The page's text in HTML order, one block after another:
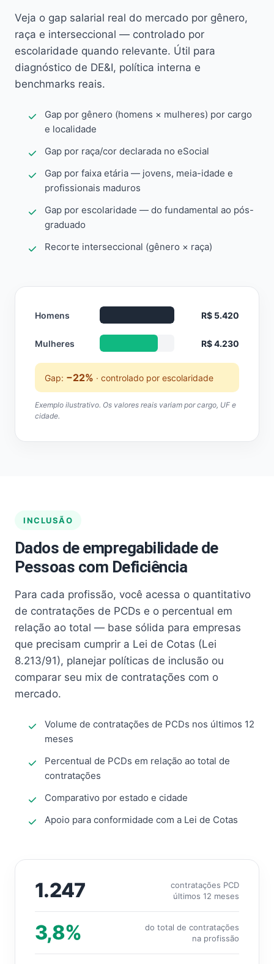
Veja o gap salarial real do mercado por gênero,
raça e interseccional — controlado por
escolaridade quando relevante. Útil para
diagnóstico de DE&I, política interna e
benchmarks reais.
Gap por gênero (homens × mulheres) por cargo
e localidade
Gap por raça/cor declarada no eSocial
Gap por faixa etária — jovens, meia-idade e
profissionais maduros
Gap por escolaridade — do fundamental ao pós-
graduado
Recorte interseccional (gênero × raça)
Homens R$ 5.420
Mulheres R$ 4.230
Gap: −22% · controlado por escolaridade
Exemplo ilustrativo. Os valores reais variam por cargo, UF e
cidade.
INCLUSÃO
Dados de empregabilidade de
Pessoas com Deficiência
Para cada profissão, você acessa o quantitativo
de contratações de PCDs e o percentual em
relação ao total — base sólida para empresas
que precisam cumprir a Lei de Cotas (Lei
8.213/91), planejar políticas de inclusão ou
comparar seu mix de contratações com o
mercado.
Volume de contratações de PCDs nos últimos 12
meses
Percentual de PCDs em relação ao total de
contratações
Comparativo por estado e cidade
Apoio para conformidade com a Lei de Cotas
1.247
contratações PCD
últimos 12 meses
3,8%
do total de contratações
na profissão